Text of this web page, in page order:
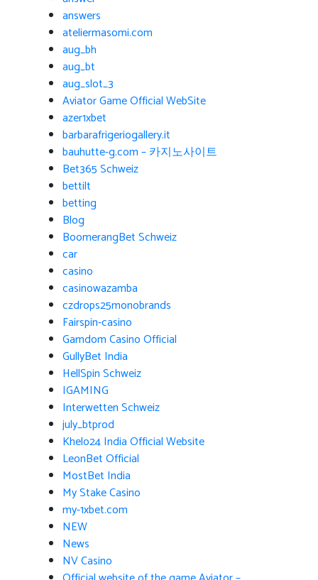
answers
ateliermasomi.com
aug_bh
aug_bt
aug_slot_3
Aviator Game Official WebSite
azer1xbet
barbarafrigeriogallery.it
bauhutte-g.com – 카지노사이트
Bet365 Schweiz
bettilt
betting
Blog
BoomerangBet Schweiz
car
casino
casinowazamba
czdrops25monobrands
Fairspin-casino
Gamdom Casino Official
GullyBet India
HellSpin Schweiz
IGAMING
Interwetten Schweiz
july_btprod
Khelo24 India Official Website
LeonBet Official
MostBet India
My Stake Casino
my-1xbet.com
NEW
News
NV Casino